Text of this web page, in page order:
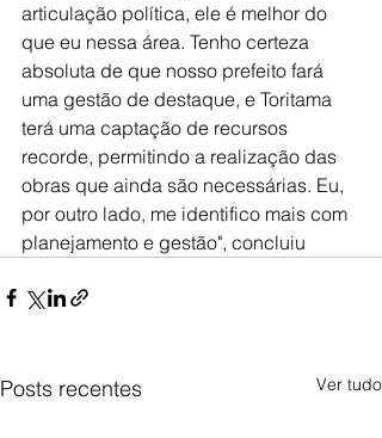
articulação política, ele é melhor do
que eu nessa área. Tenho certeza
absoluta de que nosso prefeito fará
uma gestão de destaque, e Toritama
terá uma captação de recursos
recorde, permitindo a realização das
obras que ainda são necessárias. Eu,
por outro lado, me identifico mais com
planejamento e gestão", concluiu
Posts recentes Ver tudo